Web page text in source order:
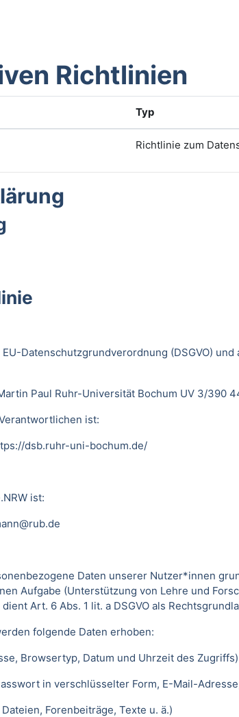
Richtlinien
Typ
Richtlinie zum
Datenschutzgrundverordnung (DSGVO)
Paul Ruhr-Universität Bochum UV 3/390
ist:
dsb.ruhr-uni-bochum.de/
ist:
Daten unserer Nutzer*innen
Aufgabe (Unterstützung von Lehre und
Art. 6 Abs. 1 lit. a DSGVO als
folgende Daten erhoben:
Browsertyp, Datum und Uhrzeit des Zugriffs)
in verschlüsselter Form, E-Mail-
Forenbeiträge, Texte u. ä.)